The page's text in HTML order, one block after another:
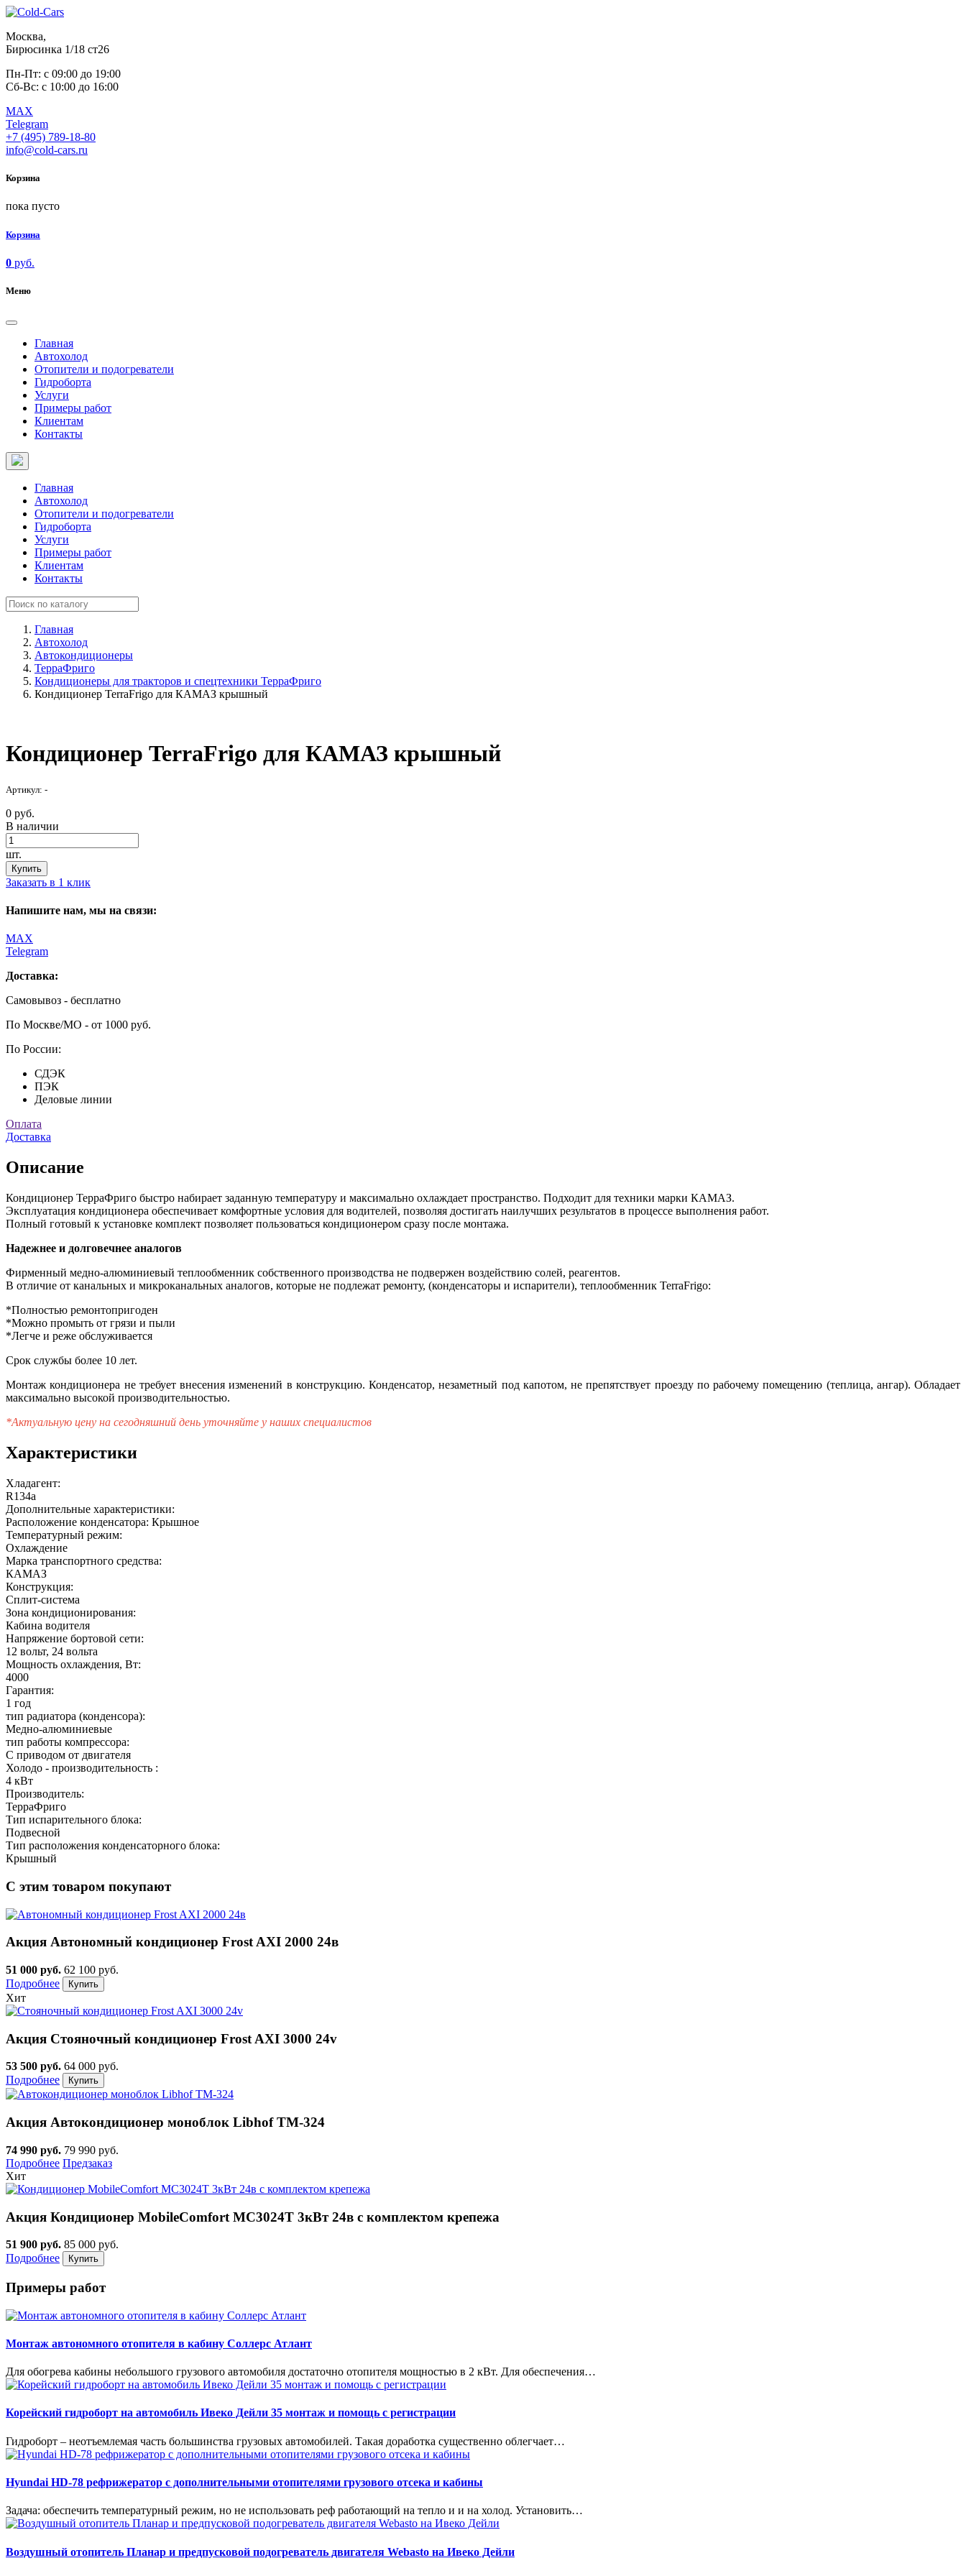
Москва,
Бирюсинка 1/18 ст26 ​
Пн-Пт: с 09:00 до 19:00
Сб-Вс: с 10:00 до 16:00
MAX
Telegram
+7 (495) 789-18-80
info@cold-cars.ru
Корзина
пока пусто
Корзина
0 руб.
Меню
Главная
Автохолод
Отопители и подогреватели
Гидроборта
Услуги
Примеры работ
Клиентам
Контакты
Главная
Автохолод
Отопители и подогреватели
Гидроборта
Услуги
Примеры работ
Клиентам
Контакты
Главная
Автохолод
Автокондиционеры
ТерраФриго
Кондиционеры для тракторов и спецтехники ТерраФриго
Кондиционер TerraFrigo для КАМАЗ крышный
Кондиционер TerraFrigo для КАМАЗ крышный
Артикул: -
0 руб.
В наличии
шт.
Купить
Заказать в 1 клик
Напишите нам, мы на связи:
MAX
Telegram
Доставка:
Самовывоз - бесплатно
По Москве/МО - от 1000 руб.
По России:
СДЭК
ПЭК
Деловые линии
Оплата
Доставка
Описание
Кондиционер ТерраФриго быстро набирает заданную температуру и максимально охлаждает пространство. Подходит для техники марки КАМАЗ.
Эксплуатация кондиционера обеспечивает комфортные условия для водителей, позволяя достигать наилучших результатов в процессе выполнения работ.
Полный готовый к установке комплект позволяет пользоваться кондиционером сразу после монтажа.
Надежнее и долговечнее аналогов
Фирменный медно-алюминиевый теплообменник собственного производства не подвержен воздействию солей, реагентов.
В отличие от канальных и микроканальных аналогов, которые не подлежат ремонту, (конденсаторы и испарители), теплообменник TerraFrigo:
*Полностью ремонтопригоден
*Можно промыть от грязи и пыли
*Легче и реже обслуживается
Срок службы более 10 лет.
Монтаж кондиционера не требует внесения изменений в конструкцию. Конденсатор, незаметный под капотом, не препятствует проезду по рабочему помещению (теплица, ангар). Обладает
максимально высокой производительностью.
*Актуальную цену на сегодняшний день уточняйте у наших специалистов
Характеристики
Хладагент:
R134a
Дополнительные характеристики:
Расположение конденсатора: Крышное
Температурный режим:
Охлаждение
Марка транспортного средства:
КАМАЗ
Конструкция:
Сплит-система
Зона кондиционирования:
Кабина водителя
Напряжение бортовой сети:
12 вольт, 24 вольта
Мощность охлаждения, Вт:
4000
Гарантия:
1 год
тип радиатора (конденсора):
Медно-алюминиевые
тип работы компрессора:
С приводом от двигателя
Холодо - производительность :
4 кВт
Производитель:
ТерраФриго
Тип испарительного блока:
Подвесной
Тип расположения конденсаторного блока:
Крышный
С этим товаром покупают
Акция Автономный кондиционер Frost AXI 2000 24в
51 000 руб. 62 100 руб.
Подробнее
Хит
Акция Стояночный кондиционер Frost AXI 3000 24v
53 500 руб. 64 000 руб.
Подробнее
Акция Автокондиционер моноблок Libhof TM-324
74 990 руб. 79 990 руб.
Подробнее Предзаказ
Хит
Акция Кондиционер MobileComfort MC3024T 3кВт 24в с комплектом крепежа
51 900 руб. 85 000 руб.
Подробнее
Примеры работ
Монтаж автономного отопителя в кабину Соллерс Атлант
Для обогрева кабины небольшого грузового автомобиля достаточно отопителя мощностью в 2 кВт. Для обеспечения…
Корейский гидроборт на автомобиль Ивеко Дейли 35 монтаж и помощь с регистрации
Гидроборт – неотъемлемая часть большинства грузовых автомобилей. Такая доработка существенно облегчает…
Hyundai HD-78 рефрижератор с дополнительными отопителями грузового отсека и кабины
Задача: обеспечить температурный режим, но не использовать реф работающий на тепло и и на холод. Установить…
Воздушный отопитель Планар и предпусковой подогреватель двигателя Webasto на Ивеко Дейли